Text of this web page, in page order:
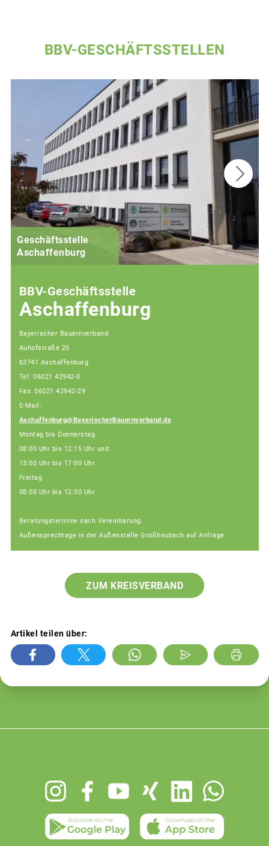
BBV-GESCHÄFTSSTELLEN
Geschäftsstelle
Aschaffenburg
BBV-Geschäftsstelle
Aschaffenburg
Bayerischer Bauernverband
Auhofstraße 25
63741 Aschaffenburg
Tel: 06021 42942-0
Fax: 06021 42942-29
E-Mail:
Aschaffenburg@BayerischerBauernverband.de
Montag bis Donnerstag
08:00 Uhr bis 12:15 Uhr und
13:00 Uhr bis 17:00 Uhr
Freitag
08:00 Uhr bis 12:30 Uhr
Beratungstermine nach Vereinbarung.
Außensprechtage in der Außenstelle Großheubach auf Anfrage
ZUM KREISVERBAND
Artikel teilen über: